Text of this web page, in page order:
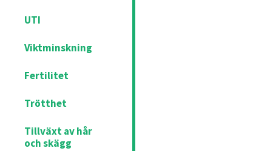
UTI
Viktminskning
Fertilitet
Trötthet
Tillväxt av hår
och skägg